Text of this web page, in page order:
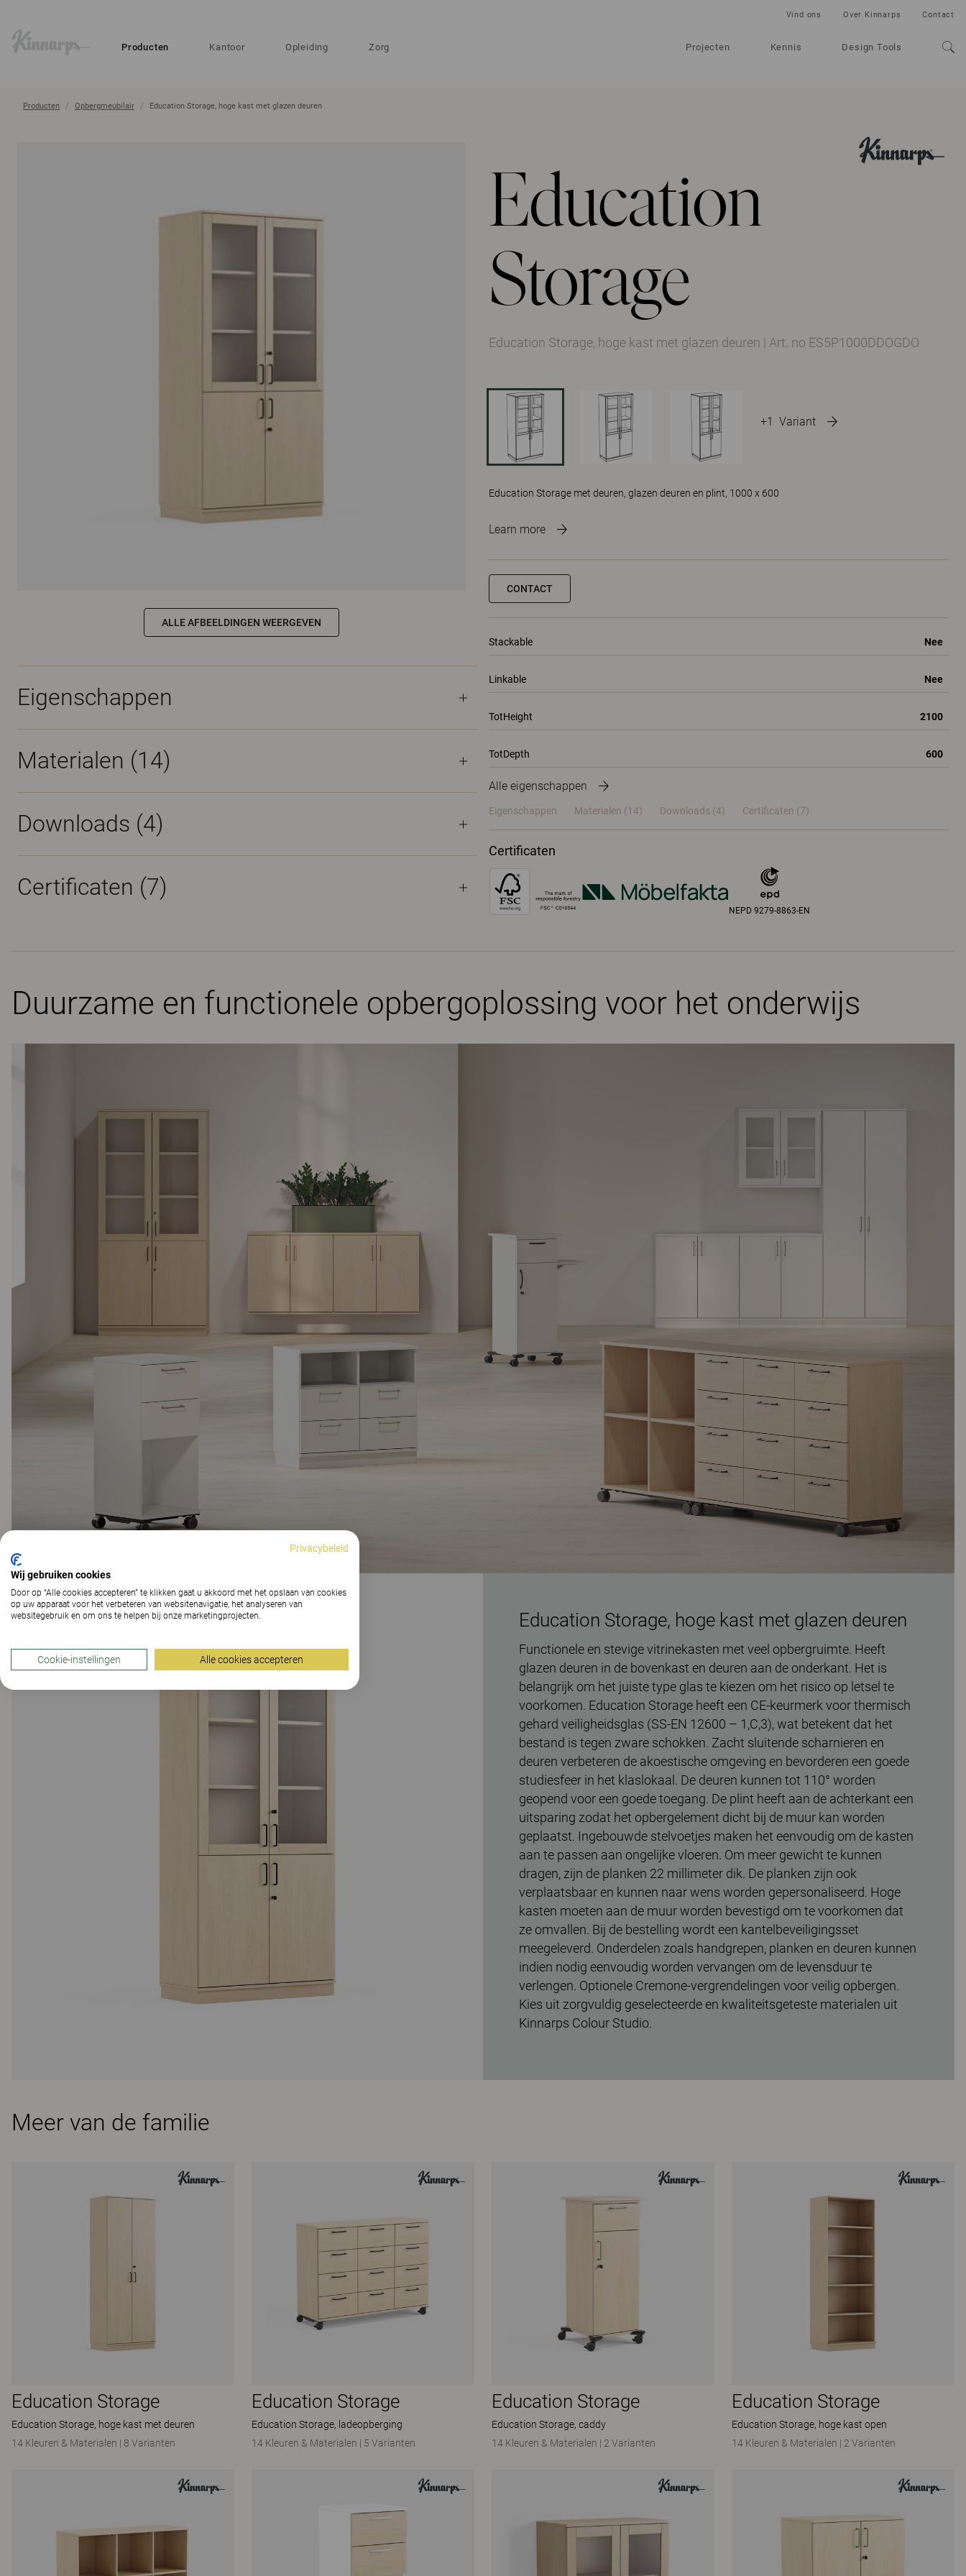
Producten Kantoor Opleiding Zorg Projecten Kennis Design Tools
Vind ons Over Kinnarps Contact
Producten Opbergmeubilair Education Storage, hoge kast met glazen deuren
Education
Storage
+1 Variant
Education Storage, hoge kast met glazen deuren | Art. no ES5P1000DDOGDO
Education Storage met deuren, glazen deuren en plint, 1000 x 600
Learn more
CONTACT
Stackable Nee
Linkable Nee
TotHeight 2100
TotDepth 600
Alle eigenschappen
Eigenschappen Materialen (14) Downloads (4) Certificaten (7)
Certificaten
NEPD 9279-8863-EN
ALLE AFBEELDINGEN WEERGEVEN
Eigenschappen
Materialen (14)
Downloads (4)
Certificaten (7)
Duurzame en functionele opbergoplossing voor het onderwijs
Education Storage, hoge kast met glazen deuren
Functionele en stevige vitrinekasten met veel opbergruimte. Heeft
glazen deuren in de bovenkast en deuren aan de onderkant. Het is
belangrijk om het juiste type glas te kiezen om het risico op letsel te
voorkomen. Education Storage heeft een CE-keurmerk voor thermisch
gehard veiligheidsglas (SS-EN 12600 – 1,C,3), wat betekent dat het
bestand is tegen zware schokken. Zacht sluitende scharnieren en
deuren verbeteren de akoestische omgeving en bevorderen een goede
studiesfeer in het klaslokaal. De deuren kunnen tot 110° worden
geopend voor een goede toegang. De plint heeft aan de achterkant een
uitsparing zodat het opbergelement dicht bij de muur kan worden
geplaatst. Ingebouwde stelvoetjes maken het eenvoudig om de kasten
aan te passen aan ongelijke vloeren. Om meer gewicht te kunnen
dragen, zijn de planken 22 millimeter dik. De planken zijn ook
verplaatsbaar en kunnen naar wens worden gepersonaliseerd. Hoge
kasten moeten aan de muur worden bevestigd om te voorkomen dat
ze omvallen. Bij de bestelling wordt een kantelbeveiligingsset
meegeleverd. Onderdelen zoals handgrepen, planken en deuren kunnen
indien nodig eenvoudig worden vervangen om de levensduur te
verlengen. Optionele Cremone-vergrendelingen voor veilig opbergen.
Kies uit zorgvuldig geselecteerde en kwaliteitsgeteste materialen uit
Kinnarps Colour Studio.
Meer van de familie
Education Storage
Education Storage, hoge kast met deuren
14 Kleuren & Materialen | 8 Varianten
Education Storage
Education Storage, ladeopberging
14 Kleuren & Materialen | 5 Varianten
Education Storage
Education Storage, caddy
14 Kleuren & Materialen | 2 Varianten
Education Storage
Education Storage, hoge kast open
14 Kleuren & Materialen | 2 Varianten
Privacybeleid
Wij gebruiken cookies
Door op “Alle cookies accepteren” te klikken gaat u akkoord met het opslaan van cookies
op uw apparaat voor het verbeteren van websitenavigatie, het analyseren van
websitegebruik en om ons te helpen bij onze marketingprojecten.
Cookie-instellingen Alle cookies accepteren